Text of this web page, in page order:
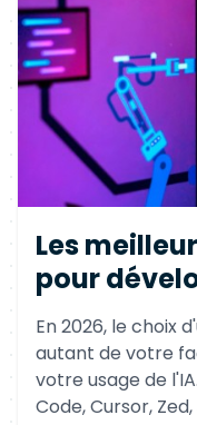
Les
pour
En 2026, le choix
autant de votre
votre usage de
Code, Cursor,